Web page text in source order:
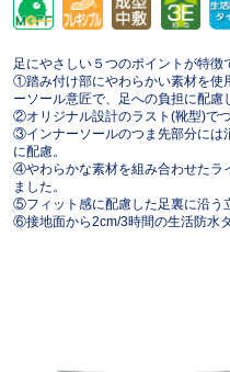
足にやさしい５つのポイントが特徴
①踏み付け部にやわらかい素材を使
ーソール意匠で、足への負担に配慮
②オリジナル設計のラスト(靴型)で
③インナーソールのつま先部分には
に配慮。
④やわらかな素材を組み合わせたラ
ました。
⑤フィット感に配慮した足裏に沿う
⑥接地面から2cm/3時間の生活防水